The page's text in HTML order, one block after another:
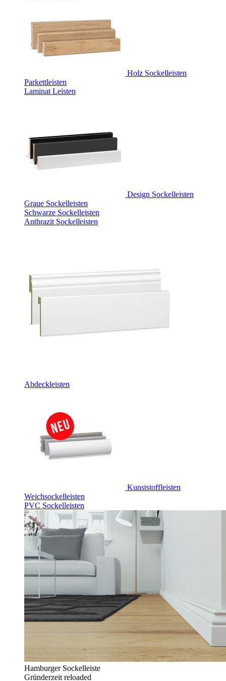
Holz Sockelleisten
Parkettleisten
Laminat Leisten
Design Sockelleisten
Graue Sockelleisten
Schwarze Sockelleisten
Anthrazit Sockelleisten
Abdeckleisten
Kunststoffleisten
Weichsockelleisten
PVC Sockelleisten
Hamburger Sockelleiste
Gründerzeit reloaded